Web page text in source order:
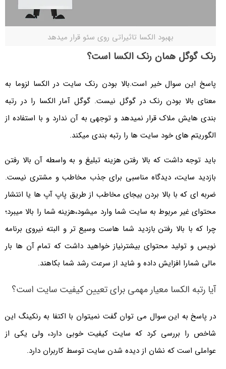
بهبود الکسا تاثیراتی روی سئو قرار میدهد
رنک گوگل همان رنک الکسا است؟
پاسخ این سوال خیر است.بالا بودن رنک سایت در الکسا لزوما به
معنای بالا بودن رنک در گوگل نیست. گوگل آمار الکسا را در رتبه
بندی هایش ملاک قرار نمیدهد و توجهی به آن ندارد و با استفاده از
الگوریتم های خود سایت ها را رتبه بندی میکند.
باید توجه داشت که بالا رفتن هزینه تبلیغ و به واسطه آن بالا رفتن
بازدید سایت، دیدگاه مناسبی برای جذب مخاطب و مشتری نیست.
ضربه ای که با بالا بردن بیجای مخاطب از طریق پاپ آپ ها یا انتشار
محتوای غیر مربوط به سایت شما وارد میشود،هزینه شما را بالا میبرد؛
چرا که با بالا رفتن بازدید شما هاست وسیع تر و البته نیروی برنامه
نویس و تولید محتوای بیشترنیاز خواهید داشت که تمام آن ها بار
مالی شمارا افزایش داده و شاید از سرعت رشد شما بکاهند.
آیا رتبه الکسا معیار مهمی برای تعیین کیفیت سایت است؟
در پاسخ به این سوال می توان گفت نمیتوان با اکتفا به رنکینگ این
شاخص را بررسی کرد که سایت کیفیت خوبی دارد، ولی یکی از
عواملی است که نشان از دیده شدن سایت توسط کاربران دارد.